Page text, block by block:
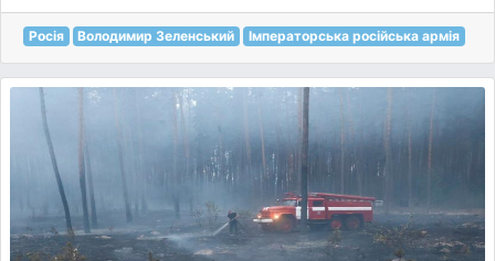
Росія Володимир Зеленський Імператорська російська армія